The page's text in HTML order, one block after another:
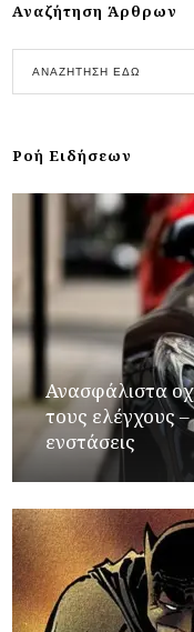
Αναζήτηση Άρθρων
Ροή Ειδήσεων
Ανασφάλιστα
τους ελέγχους
ενστάσεις